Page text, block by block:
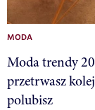
MODA
Moda trendy
przetrwasz
polubisz